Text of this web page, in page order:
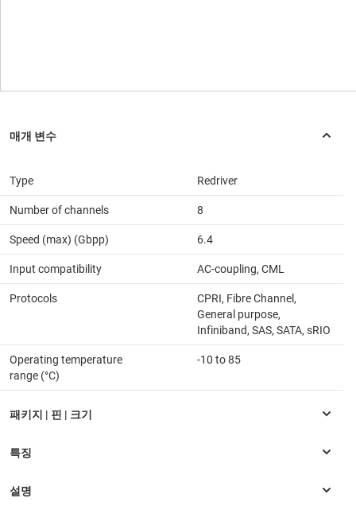
Type Redriver
Number of channels 8
Speed (max) (Gbpp) 6.4
Input compatibility AC-coupling, CML
Protocols
CPRI, Fibre Channel,
General purpose,
Infiniband, SAS, SATA, sRIO
Operating temperature
range (°C)
-10 to 85